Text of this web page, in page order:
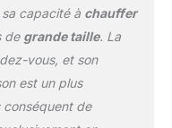
Surface lisse et
pour
facile,
avec un
sec après
capacité à chauffer
de grande taille. La
vous, et son
est un plus
de